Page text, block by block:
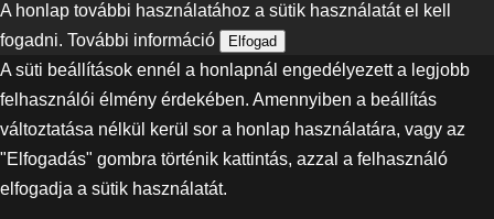
A honlap további használatához a sütik használatát el kell
fogadni. További információ Elfogad
A süti beállítások ennél a honlapnál engedélyezett a legjobb
felhasználói élmény érdekében. Amennyiben a beállítás
változtatása nélkül kerül sor a honlap használatára, vagy az
"Elfogadás" gombra történik kattintás, azzal a felhasználó
elfogadja a sütik használatát.